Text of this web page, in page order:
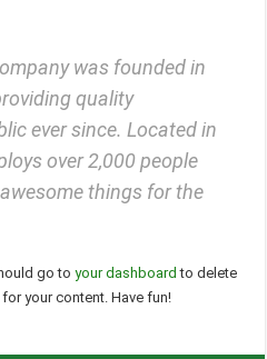
was founded in
quality
ever since. Located in
over 2,000 people
things for the
go toyour dashboard to delete
your content. Have fun!